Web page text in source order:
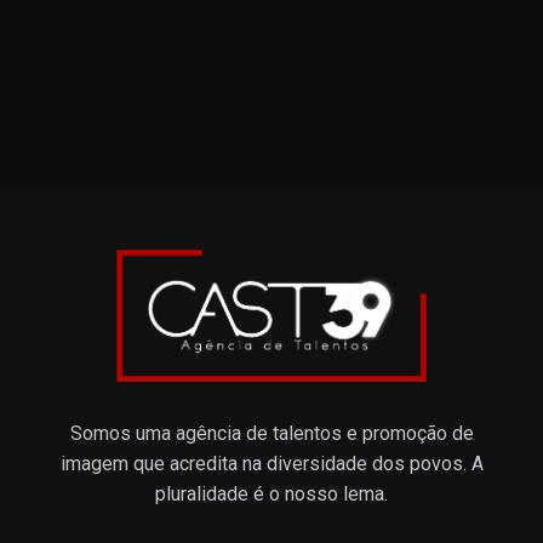
Somos uma agência de talentos e promoção de
imagem que acredita na diversidade dos povos. A
pluralidade é o nosso lema.